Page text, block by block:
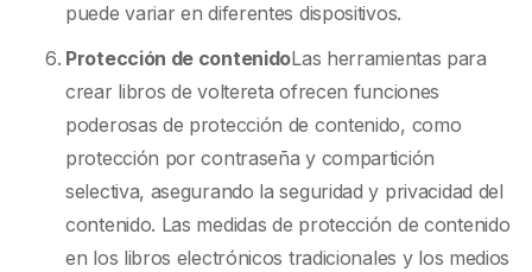
puede variar en diferentes dispositivos.
Protección de contenidoLas herramientas para
crear libros de voltereta ofrecen funciones
poderosas de protección de contenido, como
protección por contraseña y compartición
selectiva, asegurando la seguridad y privacidad del
contenido. Las medidas de protección de contenido
en los libros electrónicos tradicionales y los medios